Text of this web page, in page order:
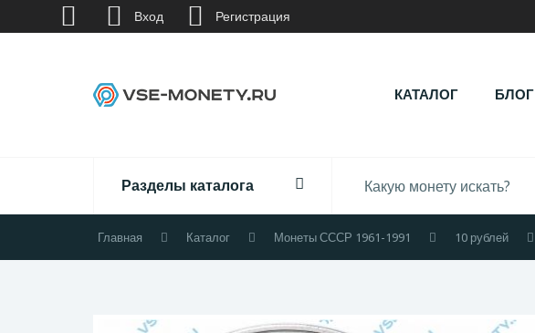
КАТАЛОГ БЛОГ
Разделы каталога
Главная Каталог Монеты СССР 1961-1991 10 рублей
Вход Регистрация